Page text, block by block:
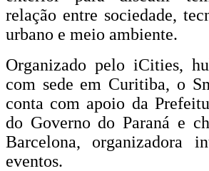
relação entre sociedade,
urbano e meio ambiente.
Organizado pelo iCities,
com sede em Curitiba, o
conta com apoio da
do Governo do Paraná e
Barcelona, organizadora
eventos.